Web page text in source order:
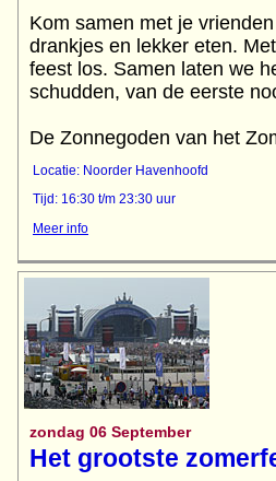
Kom samen met je
drankjes en lekker eten.
feest los. Samen laten we
schudden, van de eerste
De Zonnegoden van het
Locatie: Noorder Havenhoofd
Tijd: 16:30 t/m 23:30 uur
Meer info
zondag 06 September
Het grootste